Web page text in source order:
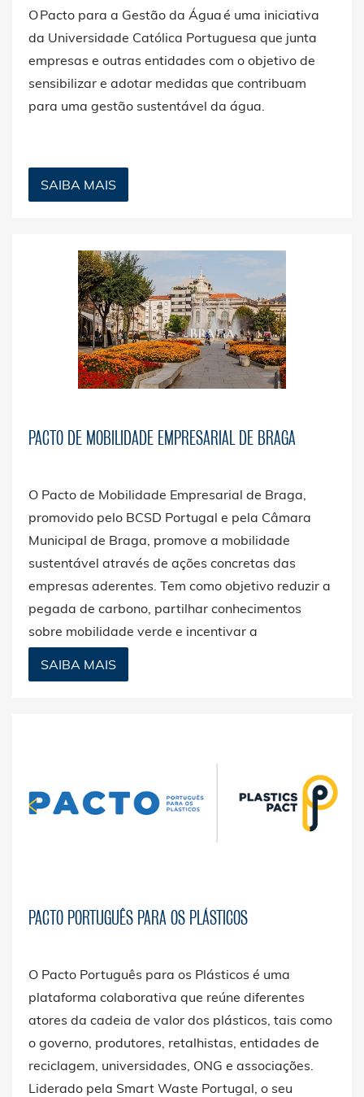
O Pacto para a Gestão da Água é uma iniciativa
da Universidade Católica Portuguesa que junta
empresas e outras entidades com o objetivo de
sensibilizar e adotar medidas que contribuam
para uma gestão sustentável da água.
SAIBA MAIS
PACTO DE MOBILIDADE EMPRESARIAL DE BRAGA
O Pacto de Mobilidade Empresarial de Braga,
promovido pelo BCSD Portugal e pela Câmara
Municipal de Braga, promove a mobilidade
sustentável através de ações concretas das
empresas aderentes. Tem como objetivo reduzir a
pegada de carbono, partilhar conhecimentos
sobre mobilidade verde e incentivar a
colaboração entre empresas, organizações locais
e instituições.
SAIBA MAIS
PACTO PORTUGUÊS PARA OS PLÁSTICOS
O Pacto Português para os Plásticos é uma
plataforma colaborativa que reúne diferentes
atores da cadeia de valor dos plásticos, tais como
o governo, produtores, retalhistas, entidades de
reciclagem, universidades, ONG e associações.
Liderado pela Smart Waste Portugal, o seu